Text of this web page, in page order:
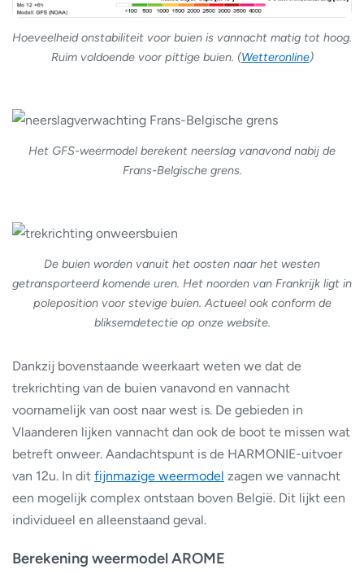
Hoeveelheid onstabiliteit voor buien is vannacht matig tot hoog.
Ruim voldoende voor pittige buien. (Wetteronline)
Het GFS-weermodel berekent neerslag vanavond nabij de
Frans-Belgische grens.
De buien worden vanuit het oosten naar het westen
getransporteerd komende uren. Het noorden van Frankrijk ligt in
poleposition voor stevige buien. Actueel ook conform de
bliksemdetectie op onze website.
Dankzij bovenstaande weerkaart weten we dat de
trekrichting van de buien vanavond en vannacht
voornamelijk van oost naar west is. De gebieden in
Vlaanderen lijken vannacht dan ook de boot te missen wat
betreft onweer. Aandachtspunt is de HARMONIE-uitvoer
van 12u. In dit fijnmazige weermodel zagen we vannacht
een mogelijk complex ontstaan boven België. Dit lijkt een
individueel en alleenstaand geval.
Berekening weermodel AROME